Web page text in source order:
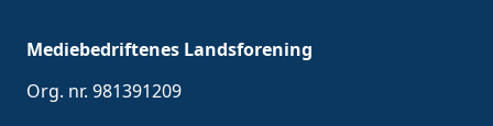
Mediebedriftenes Landsforening
Org. nr. 981391209